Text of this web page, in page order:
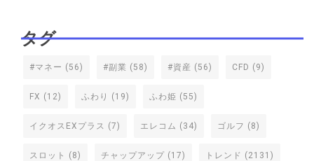
タグ
#マネー (56) #副業 (58) #資産 (56) CFD (9)
FX (12) ふわり (19) ふわ姫 (55)
イクオスEXプラス (7) エレコム (34) ゴルフ (8)
スロット (8) チャップアップ (17) トレンド (2131)